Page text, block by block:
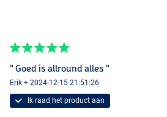
" Goed is allround alles "
Erik + 2024-12-15 21:51:26
Ik raad het product aan